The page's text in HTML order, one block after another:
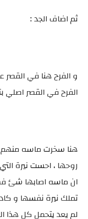
ثم اضاف الجد :
و الفرح هنا في
الفرح في القصر اصلي
هنا سخرت ماسه منهم
روحها ، احست نيرة
ان ماسه اصابها شئ
تملك نيرة نفسها و
لم يعد يتحمل كل هذا